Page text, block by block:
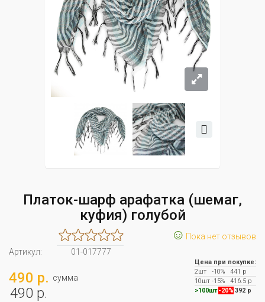
Платок-шарф арафатка (шемаг,
куфия) голубой
☺ Пока нет отзывов
Артикул:
01-017777
490 р. сумма
490 р.
Цена при покупке:
2шт
-10%
441 р
10шт -15%
416.5 р
>100шт -20% 392 р